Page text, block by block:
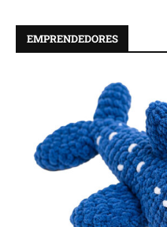
EMPRENDEDORES